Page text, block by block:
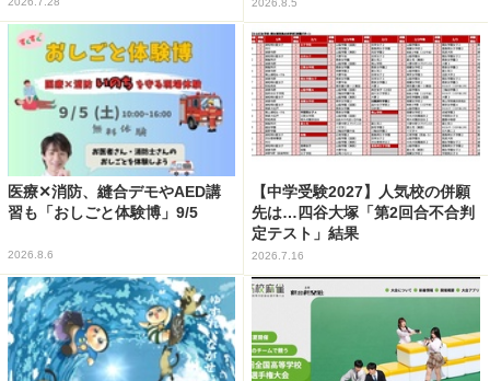
医療✕消防、縫合デモやAED講
習も「おしごと体験博」9/5
2026.8.6
【中学受験2027】人気校の併願
先は…四谷大塚「第2回合不合判
定テスト」結果
2026.7.16